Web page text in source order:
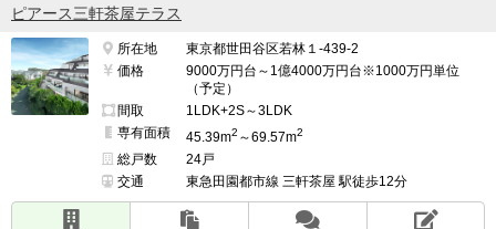
ピアース三軒茶屋テラス
所在地
東京都世田谷区若林１-439-2
価格
9000万円台～1億4000万円台※1000万円単位
（予定）
間取
1LDK+2S～3LDK
専有面積
45.39m2 ～69.57m2
総戸数
24戸
交通
東急田園都市線 三軒茶屋 駅徒歩12分